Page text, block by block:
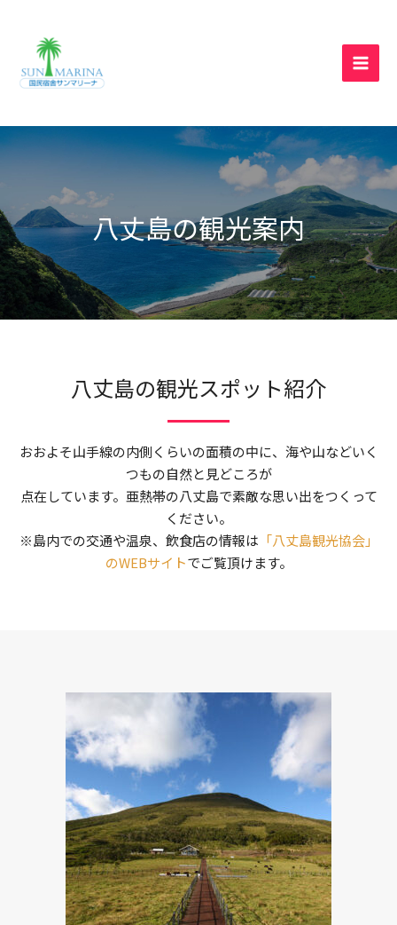
八丈島の観光案内
八丈島の観光スポット紹介
おおよそ山手線の内側くらいの面積の中に、海や山などいく
つもの自然と見どころが
点在しています。亜熱帯の八丈島で素敵な思い出をつくって
ください。
※島内での交通や温泉、飲食店の情報は 「八丈島観光協会」
のWEBサイトでご覧頂けます。